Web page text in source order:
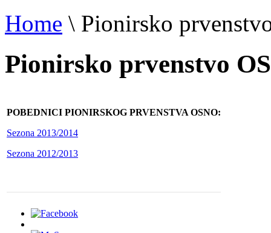
Home \ Pionirsko
Pionirsko prvenstvo
POBEDNICI PIONIRSKOG PRVENSTVA OSNO:
Sezona 2013/2014
Sezona 2012/2013